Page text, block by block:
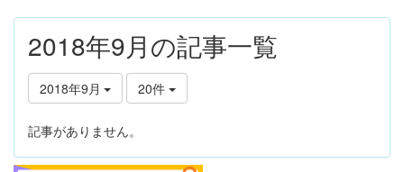
2018年9月の記事一覧
2018年9月 20件
記事がありません。